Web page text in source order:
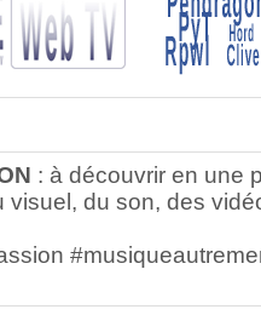
: à découvrir en une
visuel, du son, des